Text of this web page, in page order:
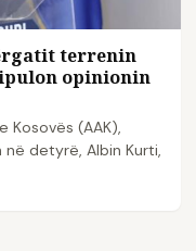
terrenin
opinionin
(AAK),
në detyrë, Albin Kurti,